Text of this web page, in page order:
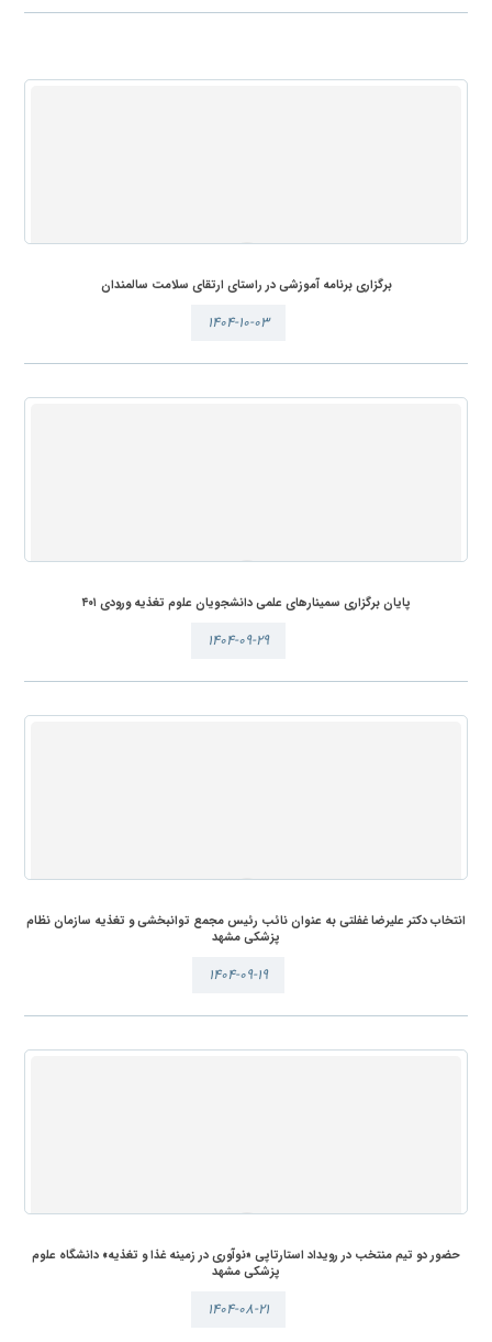
برگزاری برنامه آموزشی در راستای ارتقای سلامت سالمندان
۱۴۰۴-۱۰-۰۳
پایان برگزاری سمینارهای علمی دانشجویان علوم تغذیه ورودی ۴۰۱
۱۴۰۴-۰۹-۲۹
انتخاب دکتر علیرضا غفلتی به عنوان نائب رئیس مجمع توانبخشی و تغذیه سازمان نظام
پزشکی مشهد
۱۴۰۴-۰۹-۱۹
حضور دو تیم منتخب در رویداد استارتاپی «نوآوری در زمینه غذا و تغذیه» دانشگاه علوم
پزشکی مشهد
۱۴۰۴-۰۸-۲۱